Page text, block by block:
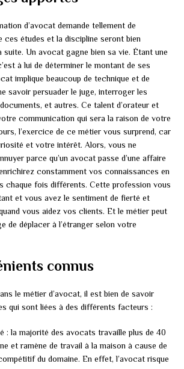
d’avocat demande tellement de
ces études et la discipline seront bien
suite. Un avocat gagne bien sa vie. Étant une
à lui de déterminer le montant de ses
implique beaucoup de technique et de
savoir persuader le juge, interroger les
et autres. Ce talent d’orateur et
communication qui sera la raison de votre
l’exercice de ce métier vous surprend, car
et votre intérêt. Alors, vous ne
parce qu’un avocat passe d’une affaire
constamment vos connaissances en
chaque fois différents. Cette profession vous
et vous avez le sentiment de fierté et
vous aidez vos clients. Et le métier peut
de déplacer à l’étranger selon votre
connus
le métier d’avocat, il est bien de savoir
qui sont liées à des différents facteurs :
: la majorité des avocats travaille plus de 40
et ramène de travail à la maison à cause de
du domaine. En effet, l’avocat risque